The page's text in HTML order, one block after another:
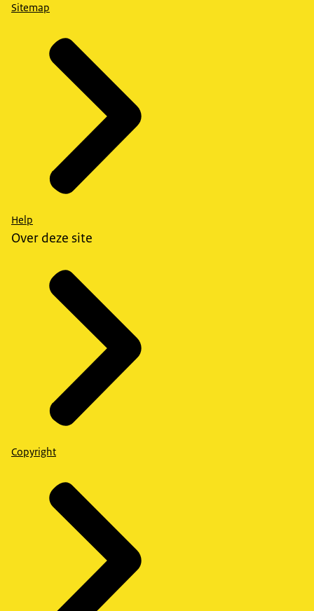
Sitemap
Help
Over deze site
Copyright